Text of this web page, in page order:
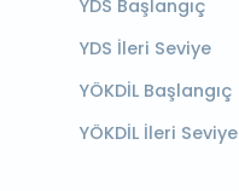
YDS Başlangıç
YDS İleri Seviye
YÖKDİL Başlangıç
YÖKDİL İleri Seviye